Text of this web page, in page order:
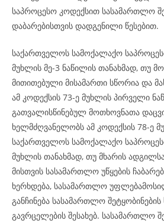
საპროცესო კოდექსით სასამართლო
დაბარებისთვის დადგენილი წესებით.
საქართველოს სამოქალაქო
მუხლის მე-3 ნაწილის თანახმად, თუ
მითითებული მისამართი სწორია და
ამ კოდექსის 73-ე მუხლის პირველი
გათვალისწინებულ მოთხოვნათა
ხელმძღვანელობს ამ კოდექსის 78-ე
საქართველოს სამოქალაქო
მუხლის თანახმად, თუ მხარის
მისთვის სასამართლო უწყების
ხერხდება, სასამართლო
განჩინება სასამართლო
გავრცელების შესახებ. სასამართლო